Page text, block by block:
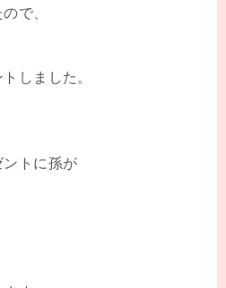
で、
しました。
トに孫が